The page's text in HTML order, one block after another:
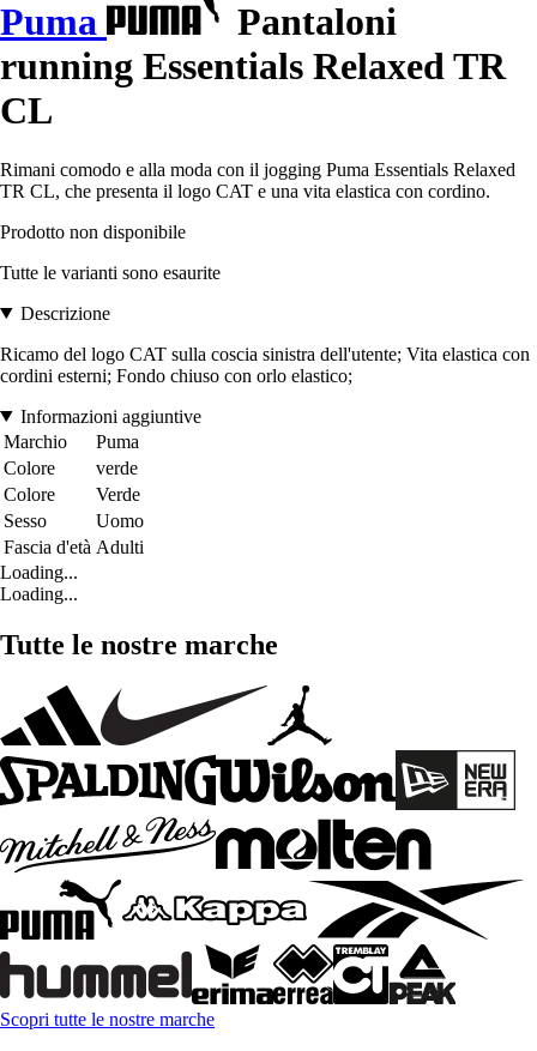
Puma
Pantaloni
running Essentials Relaxed TR
CL
Rimani comodo e alla moda con il jogging Puma Essentials Relaxed
TR CL, che presenta il logo CAT e una vita elastica con cordino.
Prodotto non disponibile
Tutte le varianti sono esaurite
Descrizione
Ricamo del logo CAT sulla coscia sinistra dell'utente; Vita elastica con
cordini esterni; Fondo chiuso con orlo elastico;
Informazioni aggiuntive
Marchio
Puma
Colore
verde
Colore
Verde
Sesso
Uomo
Fascia d'età Adulti
Loading...
Loading...
Tutte le nostre marche
Scopri tutte le nostre marche